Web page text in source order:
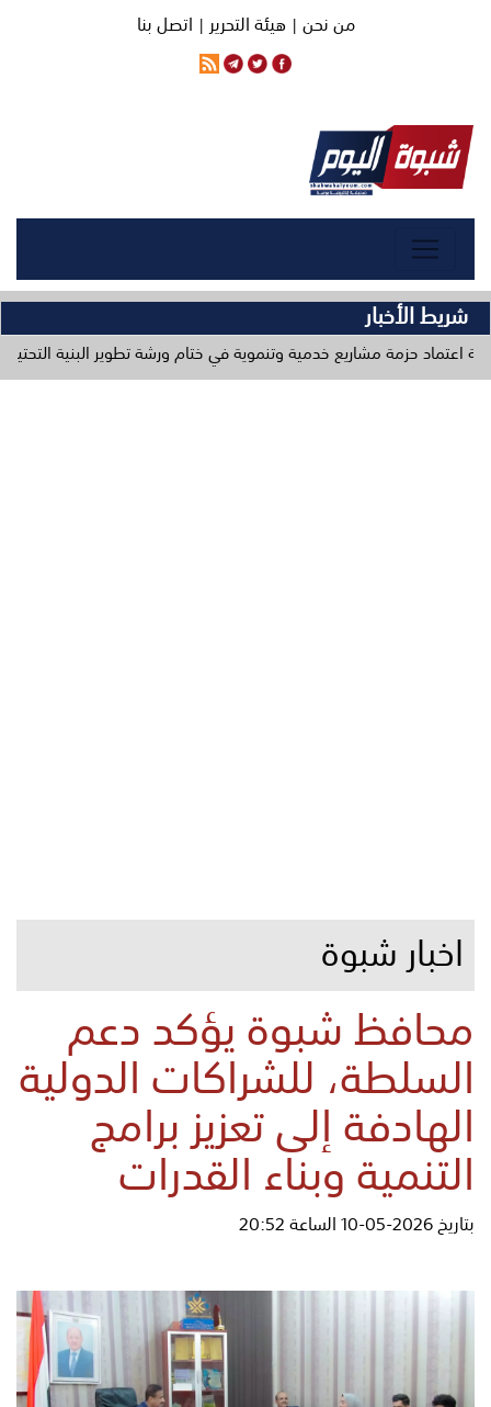
من نحن |هيئة التحرير | اتصل بنا
شريط الأخبار
خدمية وتنموية في ختام ورشة تطوير البنية التحتية
اخبار شبوة
محافظ شبوة يؤكد دعم
السلطة، للشراكات الدولية
الهادفة إلى تعزيز برامج
التنمية وبناء القدرات
بتاريخ 2026-05-10 الساعة 20:52